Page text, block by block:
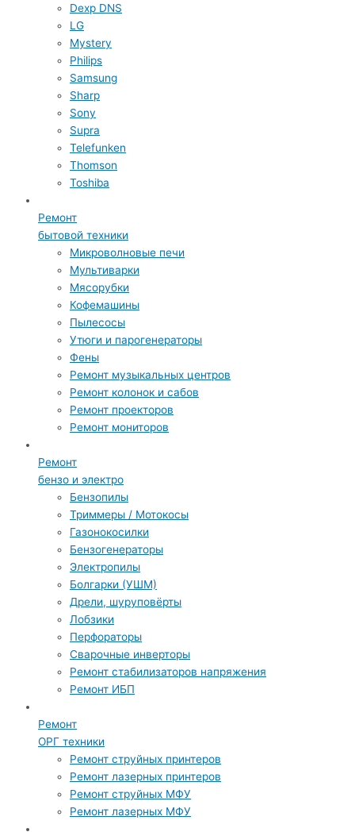
Dexp DNS
LG
Mystery
Philips
Samsung
Sharp
Sony
Supra
Telefunken
Thomson
Toshiba
Ремонт
бытовой техники
Микроволновые печи
Мультиварки
Мясорубки
Кофемашины
Пылесосы
Утюги и парогенераторы
Фены
Ремонт музыкальных центров
Ремонт колонок и сабов
Ремонт проекторов
Ремонт мониторов
Ремонт
бензо и электро
Бензопилы
Триммеры / Мотокосы
Газонокосилки
Бензогенераторы
Электропилы
Болгарки (УШМ)
Дрели, шуруповёрты
Лобзики
Перфораторы
Сварочные инверторы
Ремонт стабилизаторов напряжения
Ремонт ИБП
Ремонт
ОРГ техники
Ремонт струйных принтеров
Ремонт лазерных принтеров
Ремонт струйных МФУ
Ремонт лазерных МФУ